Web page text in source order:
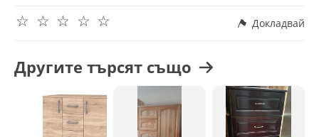
Скрин Аполо 4 се предлага в цвят:
- Дъб сонома
-Дъб вотан/Антрацит
-Венге- по поръчка!
-Голд крафт
☆
☆
☆
☆
☆ Докладвай
Другите търсят също